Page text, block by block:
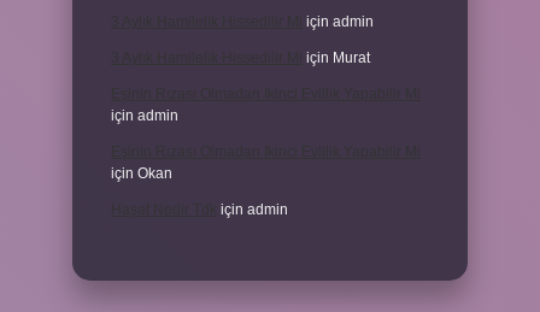
için admin
için Murat
için admin
için Okan
için admin